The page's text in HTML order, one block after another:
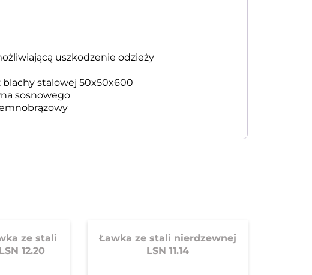
uszkodzenie odzieży
stalowej 50x50x600
sosnowego
ze stali
12.20
Ławka ze stali nierdzewnej
LSN 11.14